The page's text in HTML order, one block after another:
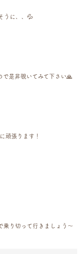
うに、、💦
で是非覗いてみて下さい🙏
頑張ります！
乗り切って行きましょう〜